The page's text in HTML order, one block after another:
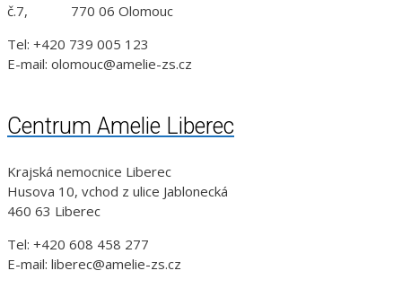
č.7, 770 06 Olomouc
Tel: +420 739 005 123
E-mail: olomouc@amelie-zs.cz
Centrum Amelie Liberec
Krajská nemocnice Liberec
Husova 10, vchod z ulice Jablonecká
460 63 Liberec
Tel: +420 608 458 277
E-mail: liberec@amelie-zs.cz